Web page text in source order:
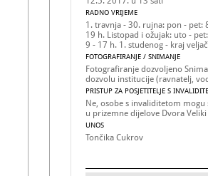
RADNO VRIJEME
1. travnja - 30. rujna: pon - pet:
19 h. Listopad i ožujak: uto -
9 - 17 h. 1. studenog - kraj
FOTOGRAFIRANJE / SNIMANJE
Fotografiranje dozvoljeno
dozvolu institucije (ravnatelj,
PRISTUP ZA POSJETITELJE S
Ne, osobe s invaliditetom
u prizemne dijelove Dvora Veliki
UNOS
Tončika Cukrov